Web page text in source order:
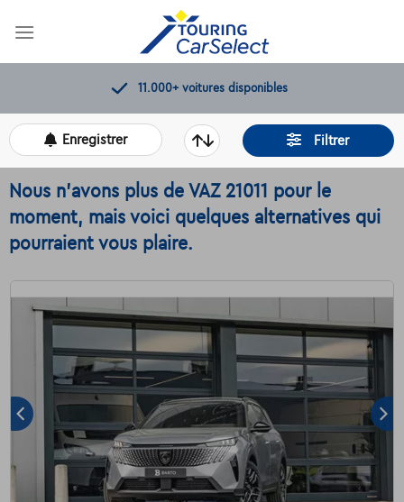
Contrôles de qualité par Touring
Filtrer
Enregistrer
Nous n'avons plus de VAZ 21011 pour le
moment, mais voici quelques alternatives qui
pourraient vous plaire.